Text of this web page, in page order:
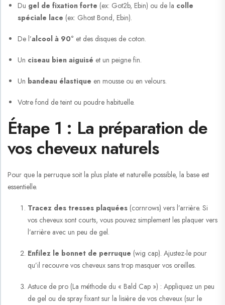
Du gel de fixation forte (ex: Got2b, Ebin) ou de la colle
spéciale lace (ex: Ghost Bond, Ebin).
De l’alcool à 90° et des disques de coton.
Un ciseau bien aiguisé et un peigne fin.
Un bandeau élastique en mousse ou en velours.
Votre fond de teint ou poudre habituelle.
Étape 1 : La préparation de
vos cheveux naturels
Pour que la perruque soit la plus plate et naturelle possible, la base est
essentielle.
Tracez des tresses plaquées (cornrows) vers l’arrière. Si
vos cheveux sont courts, vous pouvez simplement les plaquer vers
l’arrière avec un peu de gel.
Enfilez le bonnet de perruque (wig cap). Ajustez-le pour
qu’il recouvre vos cheveux sans trop masquer vos oreilles.
Astuce de pro (La méthode du « Bald Cap ») : Appliquez un peu
de gel ou de spray fixant sur la lisière de vos cheveux (sur le